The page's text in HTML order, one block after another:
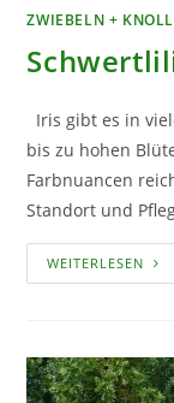
ZWIEBELN +
Iris gibt es in
bis zu hohen
Farbnuancen
Standort und
WEITERLESEN